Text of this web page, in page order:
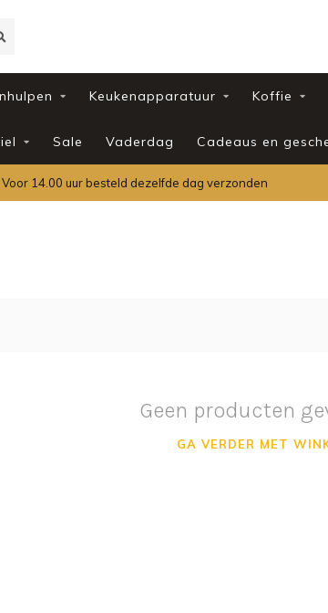
Keukenapparatuur Koffie
Sale Vaderdag Cadeaus en
Voor 14.00 uur besteld dezelfde dag verzonden
Geen producten
GA VERDER MET